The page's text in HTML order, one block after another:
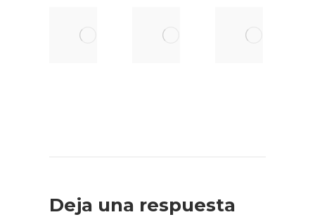
ESCUELA DE
ACTUACIÓN
Deja una respuesta